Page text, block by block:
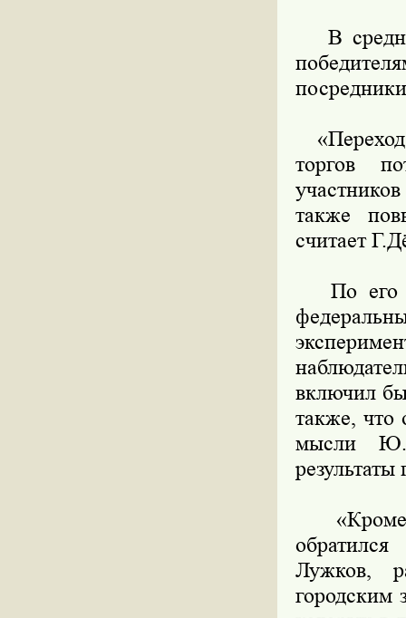
В
«Переход
торгов
также
считает
По его
включил бы
также, что
мысли
«Кроме
Лужков,
городским